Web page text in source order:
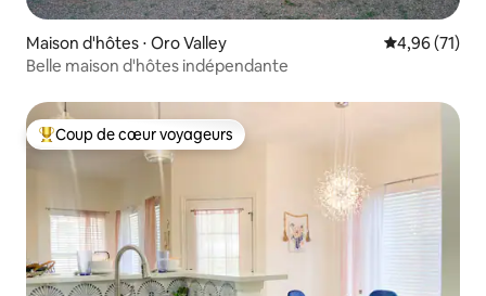
Maison d'hôtes ⋅ Oro Valley Évaluation
4,96 (71)
Belle maison d'hôtes indépendante
Coups de cœur voyageurs les plus appréciés
Coup de cœur voyageurs